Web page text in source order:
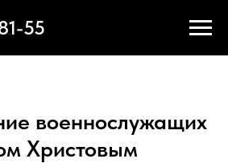
55
военнослужащих
Христовым